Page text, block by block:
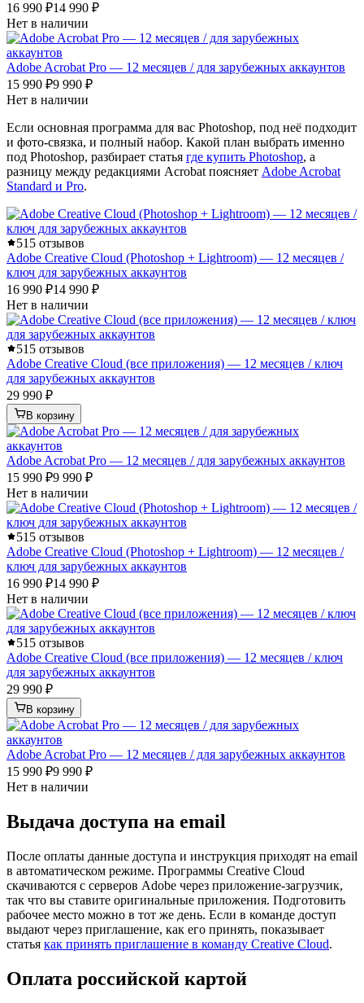
16 990 ₽14 990 ₽
Нет в наличии
Adobe Acrobat Pro — 12 месяцев / для зарубежных аккаунтов
15 990 ₽9 990 ₽
Нет в наличии
Если основная программа для вас Photoshop, под неё подходит
и фото-связка, и полный набор. Какой план выбрать именно
под Photoshop, разбирает статья где купить Photoshop, а
разницу между редакциями Acrobat поясняет Adobe Acrobat
Standard и Pro.
515 отзывов
Adobe Creative Cloud (Photoshop + Lightroom) — 12 месяцев /
ключ для зарубежных аккаунтов
16 990 ₽14 990 ₽
Нет в наличии
515 отзывов
Adobe Creative Cloud (все приложения) — 12 месяцев / ключ
для зарубежных аккаунтов
29 990 ₽
В корзину
Adobe Acrobat Pro — 12 месяцев / для зарубежных аккаунтов
15 990 ₽9 990 ₽
Нет в наличии
515 отзывов
Adobe Creative Cloud (Photoshop + Lightroom) — 12 месяцев /
ключ для зарубежных аккаунтов
16 990 ₽14 990 ₽
Нет в наличии
515 отзывов
Adobe Creative Cloud (все приложения) — 12 месяцев / ключ
для зарубежных аккаунтов
29 990 ₽
В корзину
Adobe Acrobat Pro — 12 месяцев / для зарубежных аккаунтов
15 990 ₽9 990 ₽
Нет в наличии
Выдача доступа на email
После оплаты данные доступа и инструкция приходят на email
в автоматическом режиме. Программы Creative Cloud
скачиваются с серверов Adobe через приложение-загрузчик,
так что вы ставите оригинальные приложения. Подготовить
рабочее место можно в тот же день. Если в команде доступ
выдают через приглашение, как его принять, показывает
статья как принять приглашение в команду Creative Cloud.
Оплата российской картой